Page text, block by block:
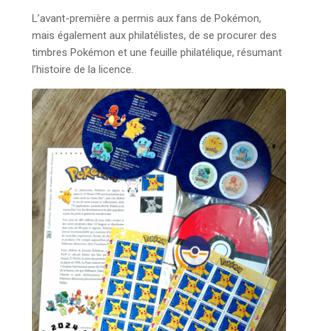
L’avant-première a permis aux fans de Pokémon,
mais également aux philatélistes, de se procurer des
timbres Pokémon et une feuille philatélique, résumant
l’histoire de la licence.